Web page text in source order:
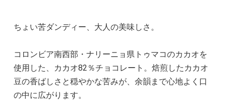
ちょい苦ダンディー、大人の美味しさ。
コロンビア南西部・ナリーニョ県トゥマコのカカオを
使用した、カカオ82％チョコレート。焙煎したカカオ
豆の香ばしさと穏やかな苦みが、余韻まで心地よく口
の中に広がります。